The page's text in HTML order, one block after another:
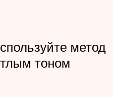
метод
тоном